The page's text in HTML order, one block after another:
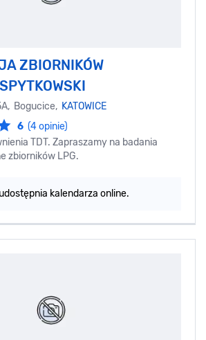
ZBIORNIKÓW
Bogucice, KATOWICE
6 (4 opinie)
TDT. Zapraszamy na badania
zbiorników LPG.
kalendarza online.